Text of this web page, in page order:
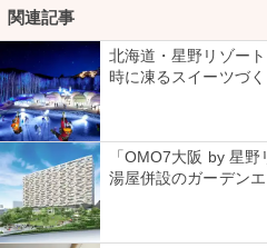
関連記事
北海道・星野リゾー
時に凍るスイーツづ
「OMO7大阪 by 星野
湯屋併設のガーデン